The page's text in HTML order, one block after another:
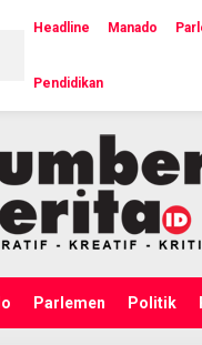
Headline Manado
Pendidikan
Parlemen Politik